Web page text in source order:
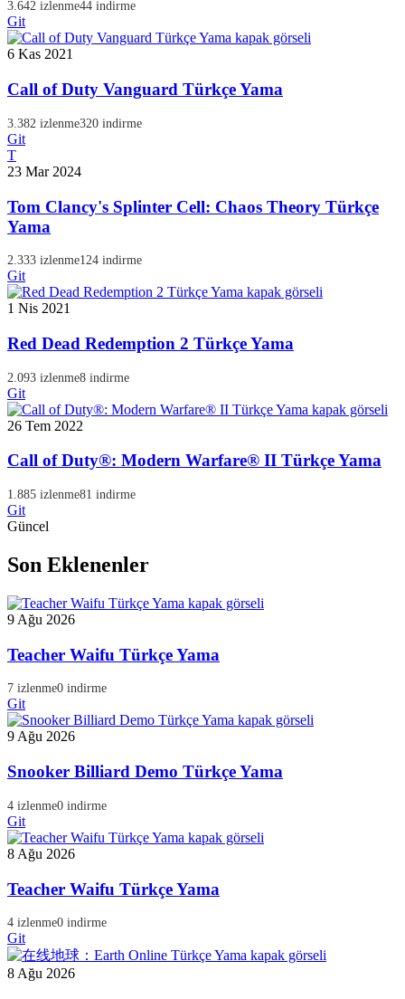
3.642 izlenme44 indirme
Git
6 Kas 2021
Call of Duty Vanguard Türkçe Yama
3.382 izlenme320 indirme
Git
T
23 Mar 2024
Tom Clancy's Splinter Cell: Chaos Theory Türkçe
Yama
2.333 izlenme124 indirme
Git
1 Nis 2021
Red Dead Redemption 2 Türkçe Yama
2.093 izlenme8 indirme
Git
26 Tem 2022
Call of Duty®: Modern Warfare® II Türkçe Yama
1.885 izlenme81 indirme
Git
Güncel
Son Eklenenler
9 Ağu 2026
Teacher Waifu Türkçe Yama
7 izlenme0 indirme
Git
9 Ağu 2026
Snooker Billiard Demo Türkçe Yama
4 izlenme0 indirme
Git
8 Ağu 2026
Teacher Waifu Türkçe Yama
4 izlenme0 indirme
Git
8 Ağu 2026